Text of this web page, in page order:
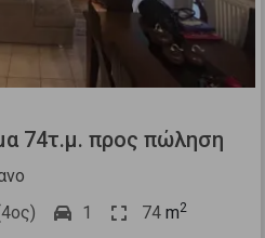
74τ.μ. προς πώληση
1 74 m2